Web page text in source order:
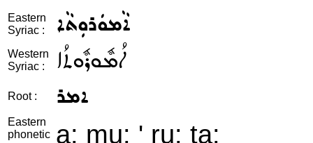
Eastern
Syriac :
ܐܵܡܘܿܪܘܼܬܵܐ
Western
Syriac :
ܐܳܡܽܘܪܽܘܬܳܐ
Root : ܐܡܪ
Eastern
phonetic a: mu: ' ru: ta: